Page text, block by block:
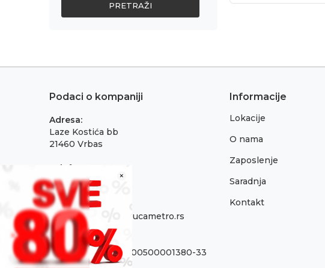
×
PRETRAŽI
Podaci o kompaniji
Adresa:
Laze Kostića bb
21460 Vrbas
Telefon:
021 795 3001
Email:
onlinepodrska@obucametro.rs
Račun:
OTP Banka 325-9500500001380-33
Informacije
Lokacije
O nama
Zaposlenje
Saradnja
Kontakt